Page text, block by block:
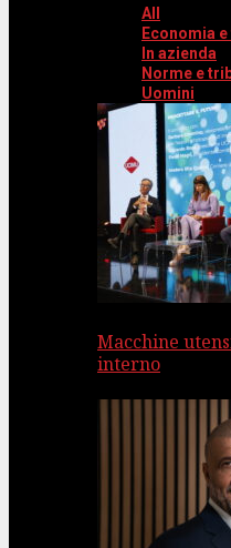
All
Economia
In azienda
Norme e
Uomini
Macchine
interno